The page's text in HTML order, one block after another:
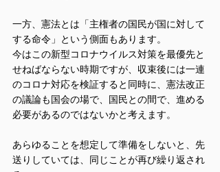
一方、憲法とは「主権者の国民が国に対して
する命令」という側面もあります。
今はこの新型コロナウイルス対策を最優先と
せねばならない時期ですが、収束後には一連
のコロナ対応を検証すると同時に、憲法改正
の議論も国会の場で、国民との間で、進める
必要があるのではないかと考えます。
あらゆることを想定して準備をしないと、先
送りしていては、同じことが再び繰り返され